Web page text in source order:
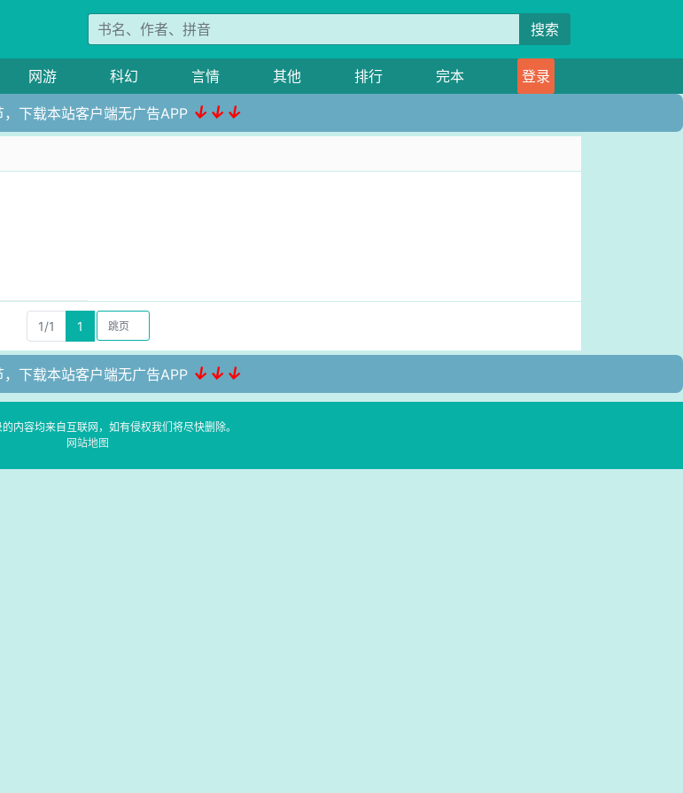
搜索
网游 科幻 言情 其他 排行 完本 登录
下载本站客户端无广告APP ↓↓↓
1/1 1
下载本站客户端无广告APP ↓↓↓
内容均来自互联网，如有侵权我们将尽快删除。
网站地图